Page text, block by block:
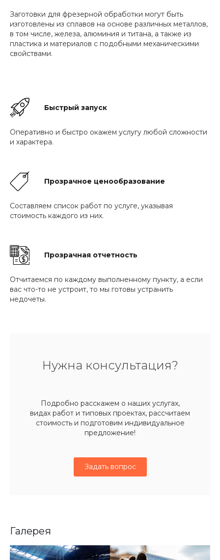
Заготовки для фрезерной обработки могут быть
изготовлены из сплавов на основе различных металлов,
в том числе, железа, алюминия и титана, а также из
пластика и материалов с подобными механическими
свойствами.
Быстрый запуск
Оперативно и быстро окажем услугу любой сложности
и характера.
Прозрачное ценообразование
Составляем список работ по услуге, указывая
стоимость каждого из них.
Прозрачная отчетность
Отчитаемся по каждому выполненному пункту, а если
вас что-то не устроит, то мы готовы устранить
недочеты.
Нужна консультация?
Подробно расскажем о наших услугах,
видах работ и типовых проектах, рассчитаем
стоимость и подготовим индивидуальное
предложение!
Задать вопрос
Галерея